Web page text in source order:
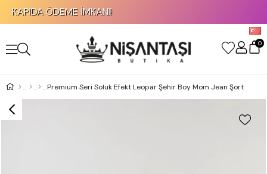
KAPIDA ÖDEME İMKANI!
0
Premium Seri Soluk Efekt Leopar Şehir Boy Mom Jean Şort